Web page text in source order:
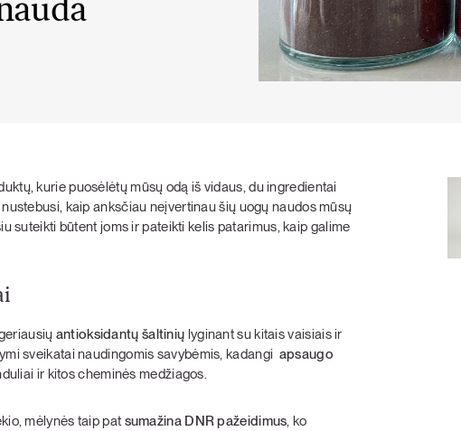
PIETŪS / VAKARIENĖ
kurie puosėlėtų mūsų odą iš vidaus, du ingredientai
kaip anksčiau neįvertinau šių uogų naudos mūsų
suteikti būtent joms ir pateikti kelis patarimus, kaip galime
antioksidantų šaltinių lyginant su kitais vaisiais ir
sveikatai naudingomis savybėmis, kadangi apsaugo
ir kitos cheminės medžiagos.
mėlynės taip pat sumažina DNR pažeidimus, ko